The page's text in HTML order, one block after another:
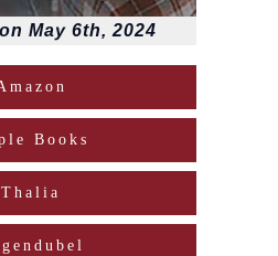
May 6th, 2024
Books
Thalia